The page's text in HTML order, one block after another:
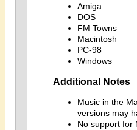
Amiga
DOS
FM Towns
Macintosh
PC-98
Windows
Additional Notes
Music in the
versions may
No support for